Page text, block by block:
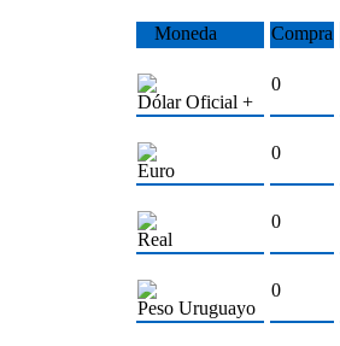
Moneda Compra
Dólar Oficial +
0
Euro
0
Real
0
Peso Uruguayo
0